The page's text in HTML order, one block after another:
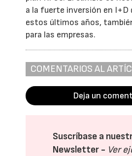
a la fuerte inversión en I+D
estos últimos años,
para las empresas.
COMENTARIOS AL
Deja un
Suscríbase a
Newsletter - Ver